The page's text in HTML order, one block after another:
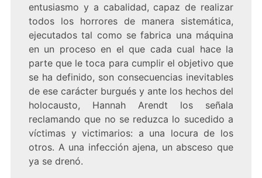
entusiasmo y a cabalidad, capaz de realizar
todos los horrores de manera sistemática,
ejecutados tal como se fabrica una máquina
en un proceso en el que cada cual hace la
parte que le toca para cumplir el objetivo que
se ha definido, son consecuencias inevitables
de ese carácter burgués y ante los hechos del
holocausto, Hannah Arendt los señala
reclamando que no se reduzca lo sucedido a
víctimas y victimarios: a una locura de los
otros. A una infección ajena, un absceso que
ya se drenó.